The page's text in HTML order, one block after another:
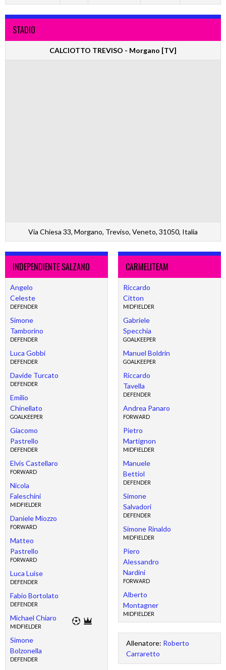
STADIO
CALCIOTTO TREVISO - Morgano [TV]
Via Chiesa 33, Morgano, Treviso, Veneto, 31050, Italia
INDEPENDIENTE SALZANO
Angelo
Celeste
DEFENDER
Simone
Tamborino
DEFENDER
Luca Gobbi
DEFENDER
Davide Turcato
DEFENDER
Emilio
Chinellato
GOALKEEPER
Giacomo
Pastrello
DEFENDER
Elvis Castellaro
FORWARD
Nicola
Faleschini
MIDFIELDER
Daniele Miozzo
FORWARD
Matteo
Pastrello
FORWARD
Luca Luise
DEFENDER
Fabio Bortolato
DEFENDER
Michael Chiaro
MIDFIELDER
Simone
Bolzonella
DEFENDER
CARMELITEAM
Riccardo
Citton
MIDFIELDER
Gabriele
Specchia
GOALKEEPER
Manuel Boldrin
GOALKEEPER
Riccardo
Tavella
DEFENDER
Andrea Panaro
FORWARD
Pietro
Martignon
MIDFIELDER
Manuele
Bettiol
DEFENDER
Simone
Salvadori
DEFENDER
Simone Rinaldo
MIDFIELDER
Piero
Alessandro
Nardini
FORWARD
Alberto
Montagner
MIDFIELDER
Allenatore: Roberto
Carraretto